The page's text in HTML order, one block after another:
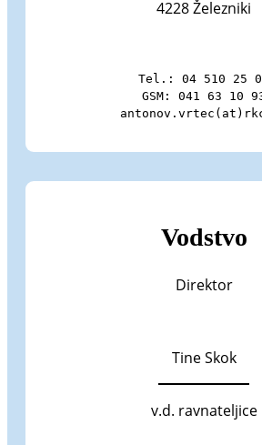
4228 Železniki
Tel.: 04 510 25
GSM: 041 63 10
Vodstvo
Direktor
Tine Skok
v.d. ravnateljice